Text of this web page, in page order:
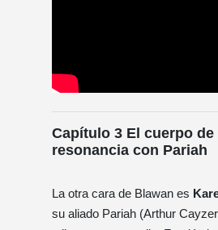
Capítulo 3 El cuerpo de
resonancia con Pariah
La otra cara de Blawan es
su aliado Pariah (Arthur